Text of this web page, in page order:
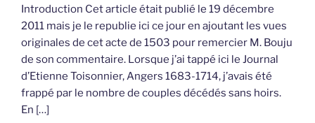
Introduction Cet article était publié le 19 décembre
2011 mais je le republie ici ce jour en ajoutant les vues
originales de cet acte de 1503 pour remercier M. Bouju
de son commentaire. Lorsque j’ai tappé ici le Journal
d’Etienne Toisonnier, Angers 1683-1714, j’avais été
frappé par le nombre de couples décédés sans hoirs.
En […]